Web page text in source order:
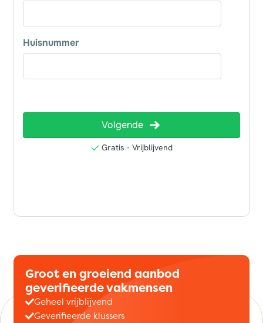
Groot en groeiend aanbod
geverifieerde vakmensen
Geheel vrijblijvend
Geverifieerde klussers